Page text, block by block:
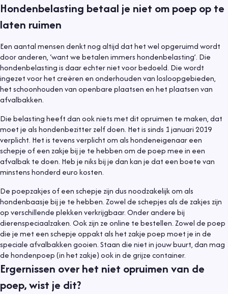
Hondenbelasting betaal je niet om poep op te
laten ruimen
Een aantal mensen denkt nog altijd dat het wel opgeruimd wordt
door anderen, ‘want we betalen immers hondenbelasting’. Die
hondenbelasting is daar echter niet voor bedoeld. Die wordt
ingezet voor het creëren en onderhouden van losloopgebieden,
het schoonhouden van openbare plaatsen en het plaatsen van
afvalbakken.
Die belasting heeft dan ook niets met dit opruimen te maken, dat
moet je als hondenbezitter zelf doen. Het is sinds 1 januari 2019
verplicht. Het is tevens verplicht om als hondeneigenaar een
schepje of een zakje bij je te hebben om de poep mee in een
afvalbak te doen. Heb je niks bij je dan kan je dat een boete van
minstens honderd euro kosten.
De poepzakjes of een schepje zijn dus noodzakelijk om als
hondenbaasje bij je te hebben. Zowel de schepjes als de zakjes zijn
op verschillende plekken verkrijgbaar. Onder andere bij
dierenspeciaalzaken. Ook zijn ze online te bestellen. Zowel de poep
die je met een schepje oppakt als het zakje poep moet je in de
speciale afvalbakken gooien. Staan die niet in jouw buurt, dan mag
de hondenpoep (in het zakje) ook in de grijze container.
Ergernissen over het niet opruimen van de
poep, wist je dit?